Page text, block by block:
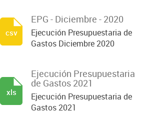
EPG - Diciembre - 2020
Ejecución Presupuestaria de
Gastos Diciembre 2020
csv
Ejecución Presupuestaria
de Gastos 2021
Ejecución Presupuestaria de
Gastos 2021
xls